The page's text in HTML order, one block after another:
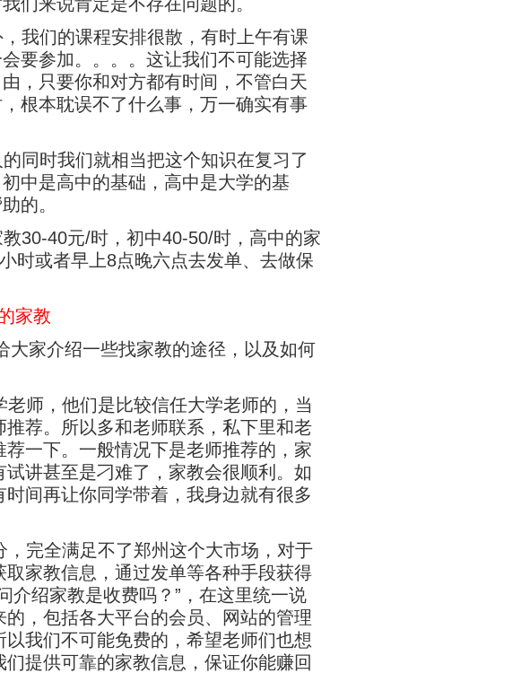
我们的课程安排很散，有时上午有课
要参加。。。。这让我们不可能选择
，只要你和对方都有时间，不管白天
根本耽误不了什么事，万一确实有事
同时我们就相当把这个知识在复习了
中是高中的基础，高中是大学的基
的。
30-40元/时，初中40-50/时，高中的家
时或者早上8点晚六点去发单、去做保
家教
大家介绍一些找家教的途径，以及如何
师，他们是比较信任大学老师的，当
荐。所以多和老师联系，私下里和老
一下。一般情况下是老师推荐的，家
讲甚至是刁难了，家教会很顺利。如
间再让你同学带着，我身边就有很多
完全满足不了郑州这个大市场，对于
家教信息，通过发单等各种手段获得
介绍家教是收费吗？”，在这里统一说
，包括各大平台的会员、网站的管理
我们不可能免费的，希望老师们也想
提供可靠的家教信息，保证你能赚回